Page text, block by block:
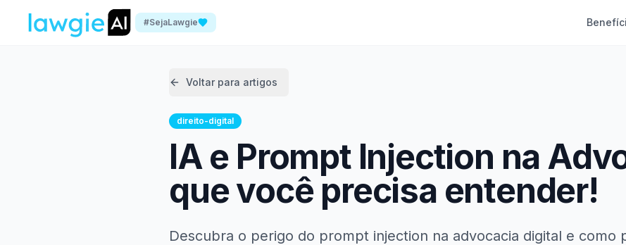
#SejaLawgie
Voltar para artigos
direito-digital
IA e Prompt Injection na
que você precisa entender!
Descubra o perigo do prompt injection na advocacia digital e como